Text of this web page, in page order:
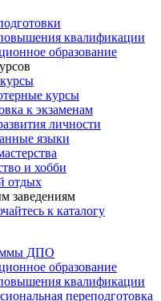
квалификации
образование
курсы
к экзаменам
личности
языки
и хобби
отдых
заведениям
к каталогу
ДПО
образование
квалификации
переподготовка